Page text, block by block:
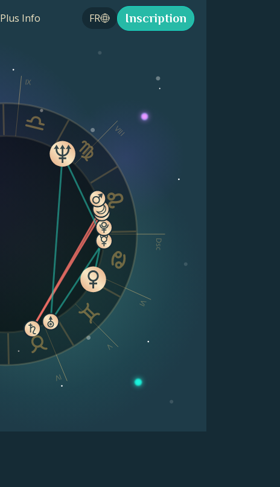
Plus Info FR Inscription
IV
V
VI
Dsc
VIII
IX